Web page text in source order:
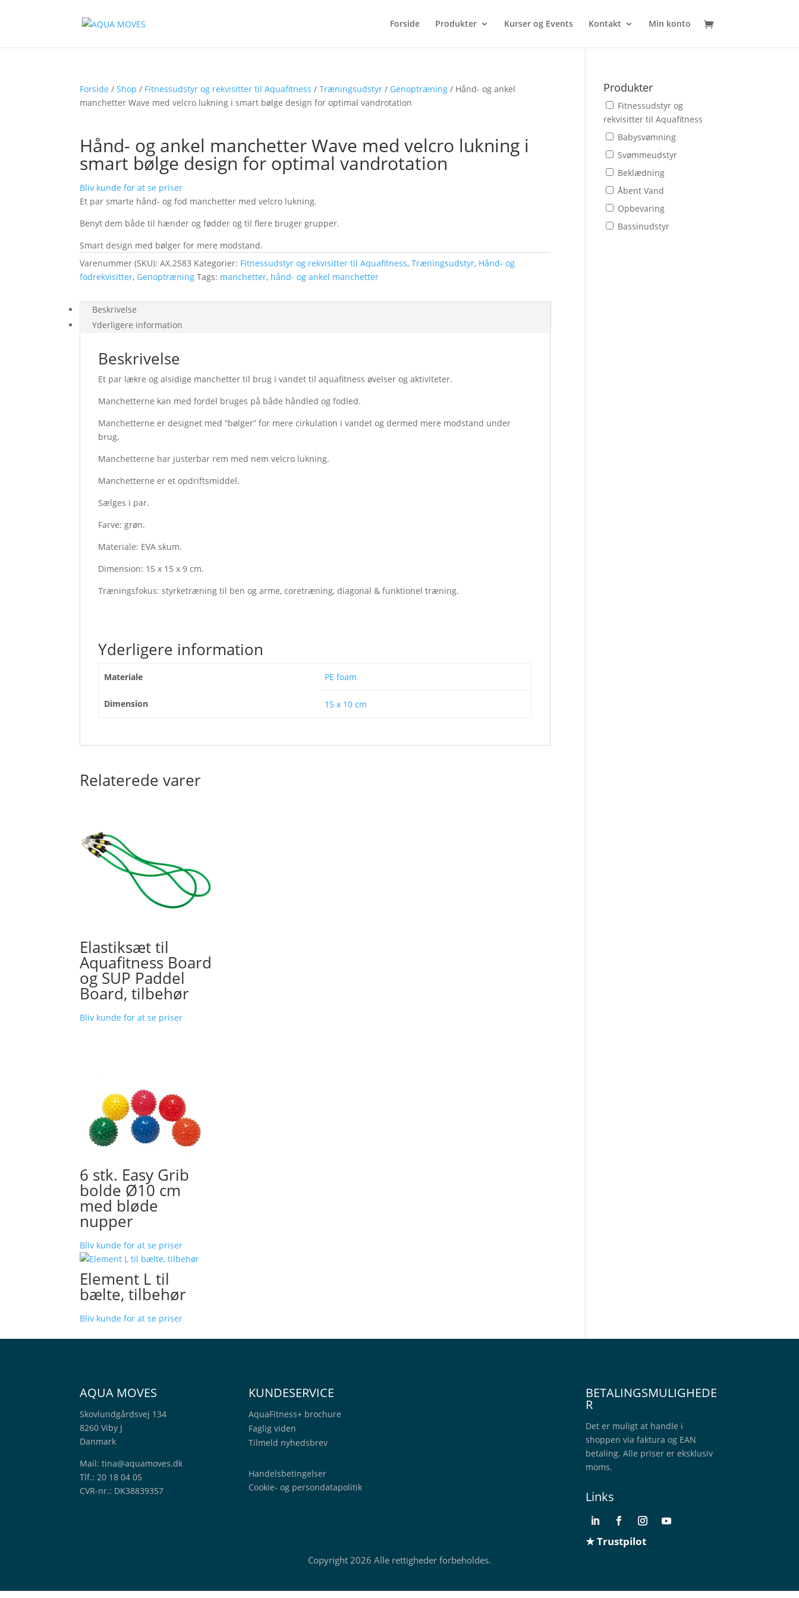
Forside Produkter Kurser og Events Kontakt Min konto
Forside /Shop / Fitnessudstyr og rekvisitter til Aquafitness /Træningsudstyr / Genoptræning / Hånd- og ankel
manchetter Wave med velcro lukning i smart bølge design for optimal vandrotation
Hånd- og ankel manchetter Wave med velcro lukning i
smart bølge design for optimal vandrotation
Bliv kunde for at se priser
Et par smarte hånd- og fod manchetter med velcro lukning.
Benyt dem både til hænder og fødder og til flere bruger grupper.
Smart design med bølger for mere modstand.
Varenummer (SKU):AX.2583 Kategorier: Fitnessudstyr og rekvisitter til Aquafitness,Træningsudstyr, Hånd- og
fodrekvisitter, Genoptræning Tags: manchetter, hånd- og ankel manchetter
Beskrivelse
Yderligere information
Beskrivelse
Et par lækre og alsidige manchetter til brug i vandet til aquafitness øvelser og aktiviteter.
Manchetterne kan med fordel bruges på både håndled og fodled.
Manchetterne er designet med “bølger” for mere cirkulation i vandet og dermed mere modstand under
brug.
Manchetterne har justerbar rem med nem velcro lukning.
Manchetterne er et opdriftsmiddel.
Sælges i par.
Farve: grøn.
Materiale: EVA skum.
Dimension: 15 x 15 x 9 cm.
Træningsfokus: styrketræning til ben og arme, coretræning, diagonal & funktionel træning.
Yderligere information
Materiale PE foam
Dimension 15 x 10 cm
Relaterede varer
Elastiksæt til
Aquafitness Board
og SUP Paddel
Board, tilbehør
Bliv kunde for at se priser
6 stk. Easy Grib
bolde Ø10 cm
med bløde
nupper
Bliv kunde for at se priser
Element L til
bælte, tilbehør
Bliv kunde for at se priser
Produkter
Fitnessudstyr og
rekvisitter til Aquafitness
Babysvømning
Svømmeudstyr
Beklædning
Åbent Vand
Opbevaring
Bassinudstyr
AQUA MOVES
Skovlundgårdsvej 134
8260 Viby J
Danmark
Mail:tina@aquamoves.dk
Tlf.: 20 18 04 05
CVR-nr.: DK38839357
KUNDESERVICE
AquaFitness+ brochure
Faglig viden
Tilmeld nyhedsbrev
Handelsbetingelser
Cookie- og persondatapolitik
BETALINGSMULIGHEDE
R
Det er muligt at handle i
shoppen via faktura og EAN
betaling. Alle priser er eksklusiv
moms.
Links
★ Trustpilot
Copyright 2026 Alle rettigheder forbeholdes.